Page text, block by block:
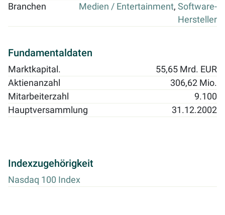
Branchen
Medien / Entertainment, Software-
Hersteller
Fundamentaldaten
Marktkapital.
55,65 Mrd. EUR
Aktienanzahl
306,62 Mio.
Mitarbeiterzahl
9.100
Hauptversammlung
31.12.2002
Indexzugehörigkeit
Nasdaq 100 Index